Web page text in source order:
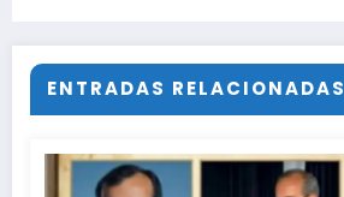
ENTRADAS RELACIONADAS